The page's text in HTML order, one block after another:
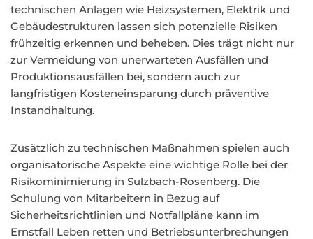
technischen Anlagen wie Heizsystemen, Elektrik und
Gebäudestrukturen lassen sich potenzielle Risiken
frühzeitig erkennen und beheben. Dies trägt nicht nur
zur Vermeidung von unerwarteten Ausfällen und
Produktionsausfällen bei, sondern auch zur
langfristigen Kosteneinsparung durch präventive
Instandhaltung.
Zusätzlich zu technischen Maßnahmen spielen auch
organisatorische Aspekte eine wichtige Rolle bei der
Risikominimierung in Sulzbach-Rosenberg. Die
Schulung von Mitarbeitern in Bezug auf
Sicherheitsrichtlinien und Notfallpläne kann im
Ernstfall Leben retten und Betriebsunterbrechungen